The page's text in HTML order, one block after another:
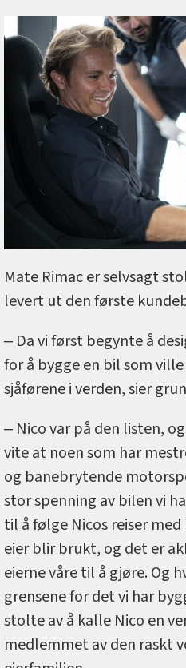
Mate Rimac er selvsagt
levert ut den første
‒ Da vi først begynte å
for å bygge en bil som
sjåførene i verden, sier
‒ Nico var på den listen,
vite at noen som har
og banebrytende
stor spenning av bilen vi
til å følge Nicos reiser
eier blir brukt, og det er
eierne våre til å gjøre. Og
grensene for det vi har
stolte av å kalle Nico en
medlemmet av den raskt